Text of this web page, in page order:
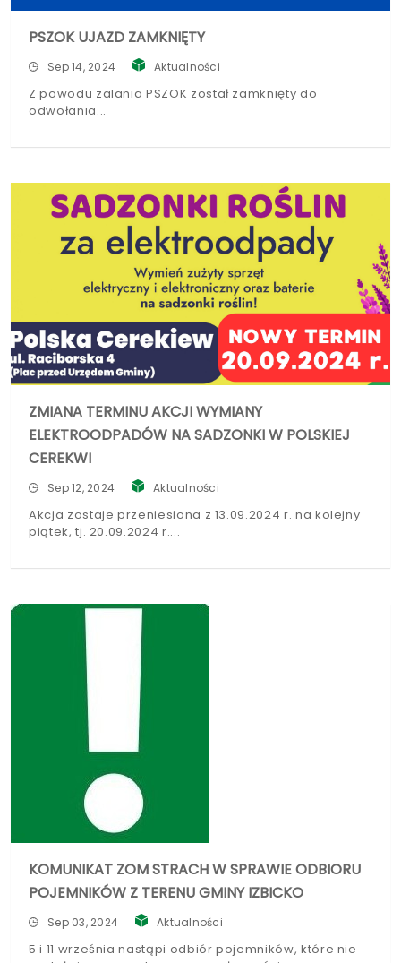
PSZOK UJAZD ZAMKNIĘTY
Sep 14, 2024 Aktualności
Z powodu zalania PSZOK został zamknięty do
odwołania
ZMIANA TERMINU AKCJI WYMIANY
ELEKTROODPADÓW NA SADZONKI W POLSKIEJ
CEREKWI
Sep 12, 2024 Aktualności
Akcja zostaje przeniesiona z 13.09.2024 r. na kolejny
piątek, tj. 20.09.2024 r.
KOMUNIKAT ZOM STRACH W SPRAWIE ODBIORU
POJEMNIKÓW Z TERENU GMINY IZBICKO
Sep 03, 2024 Aktualności
5 i 11 września nastąpi odbiór pojemników, które nie